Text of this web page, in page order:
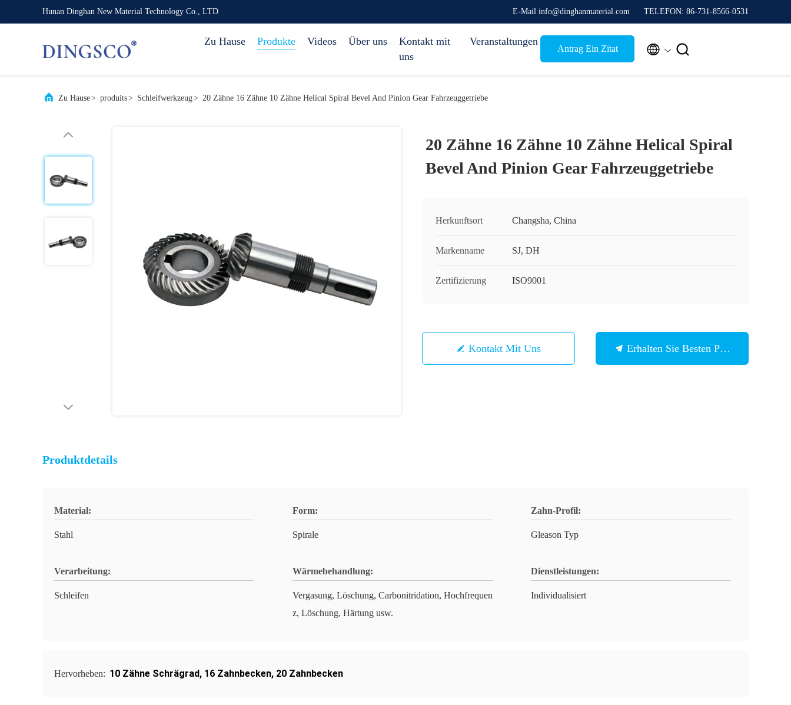
Hunan Dinghan New Material Technology Co., LTD E-Mail info@dinghanmaterial.com TELEFON: 86-731-8566-0531
Zu Hause Produkte Videos Über uns
Kontakt mit
uns
Veranstaltungen
Antrag Ein Zitat  
Zu Hause> produits> Schleifwerkzeug> 20 Zähne 16 Zähne 10 Zähne Helical Spiral Bevel And Pinion Gear Fahrzeuggetriebe
20 Zähne 16 Zähne 10 Zähne Helical Spiral
Bevel And Pinion Gear Fahrzeuggetriebe
Herkunftsort Changsha, China
Markenname SJ, DH
Zertifizierung ISO9001
Kontakt Mit Uns Erhalten Sie Besten Preis
Produktdetails
Material:
Stahl
Form:
Spirale
Zahn-Profil:
Gleason Typ
Verarbeitung:
Schleifen
Wärmebehandlung:
Vergasung, Löschung, Carbonitridation, Hochfrequen
z, Löschung, Härtung usw.
Dienstleistungen:
Individualisiert
Hervorheben: 10 Zähne Schrägrad, 16 Zahnbecken, 20 Zahnbecken